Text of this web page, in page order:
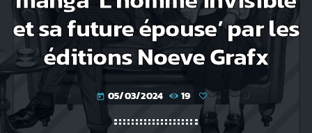
et sa future épouse’ par les
éditions Noeve Grafx
today 05/03/2024 19